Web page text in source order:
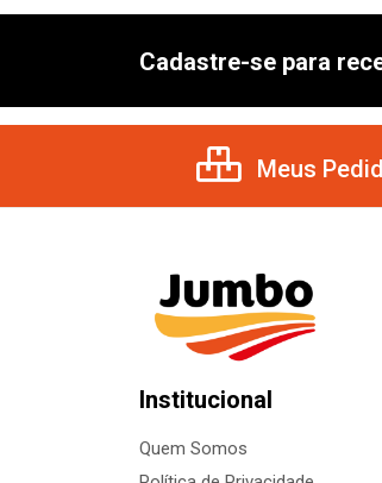
Cadastre-se para
Meus
Institucional
Quem Somos